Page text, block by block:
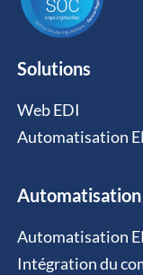
Solutions
Web EDI
Automatisation
Automatisation
Automatisation
Intégration du